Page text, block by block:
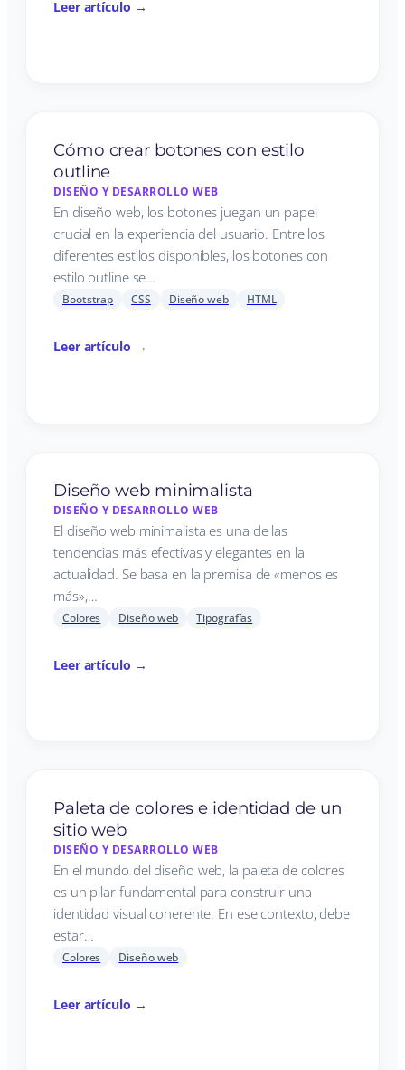
Leer artículo →
Cómo crear botones con estilo
outline
DISEÑO Y DESARROLLO WEB
En diseño web, los botones juegan un papel
crucial en la experiencia del usuario. Entre los
diferentes estilos disponibles, los botones con
estilo outline se…
Bootstrap CSS Diseño web HTML
Leer artículo →
Diseño web minimalista
DISEÑO Y DESARROLLO WEB
El diseño web minimalista es una de las
tendencias más efectivas y elegantes en la
actualidad. Se basa en la premisa de «menos es
más»,…
Colores Diseño web Tipografías
Leer artículo →
Paleta de colores e identidad de un
sitio web
DISEÑO Y DESARROLLO WEB
En el mundo del diseño web, la paleta de colores
es un pilar fundamental para construir una
identidad visual coherente. En ese contexto, debe
estar…
Colores Diseño web
Leer artículo →